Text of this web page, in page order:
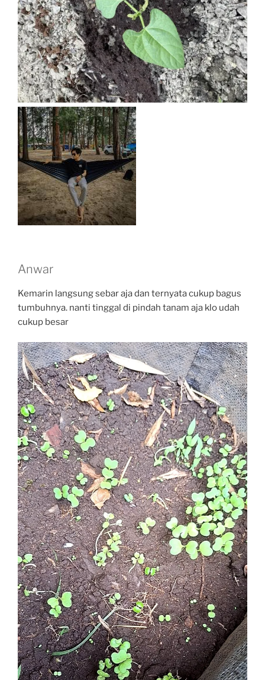
Anwar
Kemarin langsung sebar aja dan ternyata cukup bagus
tumbuhnya. nanti tinggal di pindah tanam aja klo udah
cukup besar